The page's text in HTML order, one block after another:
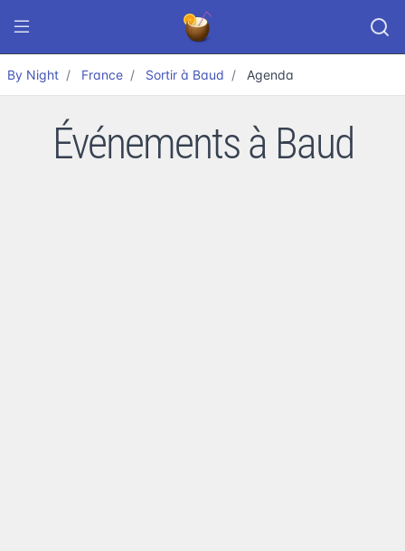
By Night France Sortir à Baud Agenda
Événements à Baud